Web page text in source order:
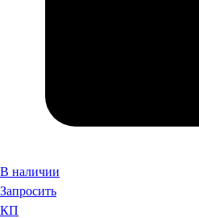
В наличии
Запросить
КП